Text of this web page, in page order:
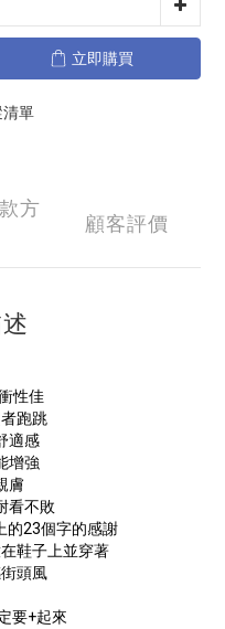
立即購買
清單
方
顧客評價
性佳
跑跳
適感
增強
膚
看不敗
的23個字的感謝
鞋子上並穿著
頭風
要+起來